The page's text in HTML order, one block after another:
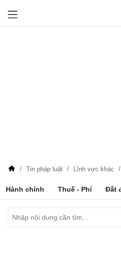
Tin pháp luật Lĩnh vực khác
Hành chính Thuế - Phí Đất